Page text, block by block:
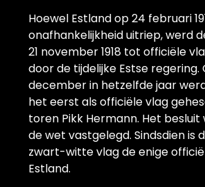
Hoewel Estland op 24 februari
onafhankelijkheid uitriep, werd
21 november 1918 tot officiële
door de tijdelijke Estse regering.
december in hetzelfde jaar
het eerst als officiële vlag
toren Pikk Hermann. Het besluit
de wet vastgelegd. Sindsdien is
zwart-witte vlag de enige
Estland.